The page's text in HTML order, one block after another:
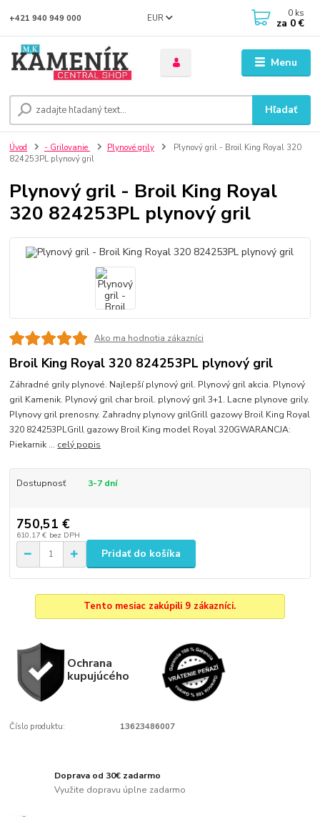
Menu
EUR
Hľadať
+421 940 949 000 0 ks
za 0 €
Úvod - Grilovanie Plynové grily
Plynový gril - Broil King Royal 320
824253PL plynový gril
Plynový gril - Broil King Royal
320 824253PL plynový gril
Ako ma hodnotia zákazníci
Broil King Royal 320 824253PL plynový gril
Záhradné grily plynové. Najlepší plynový gril. Plynový gril akcia. Plynový
gril Kamenik. Plynový gril char broil. plynový gril 3+1. Lacne plynove grily.
Plynovy gril prenosny. Zahradny plynovy grilGrill gazowy Broil King Royal
320 824253PLGrill gazowy Broil King model Royal 320GWARANCJA:
Piekarnik ... celý popis
Dostupnosť 3-7 dní
750,51 €
610,17 € bez DPH
Pridať do košíka
Tento mesiac zakúpili 9 zákazníci.
Ochrana
kupujúcého
Číslo produktu: 13623486007
Doprava od 30€ zadarmo
Využite dopravu úplne zadarmo